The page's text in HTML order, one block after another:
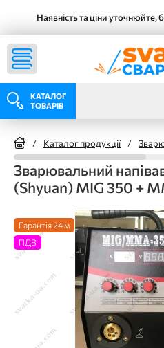
Наявність та ціни
КАТАЛОГ
ТОВАРІВ
/ Каталог продукції /
Зварювальний
(Shyuan) MIG 350 +
Гарантія 24 м
ПДВ